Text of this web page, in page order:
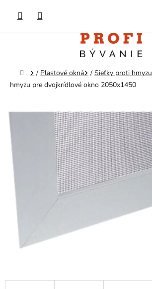
obsah
Domov
/ Plastové okná / Sieťky proti hmyzu
hmyzu pre dvojkrídlové okno 2050x1450